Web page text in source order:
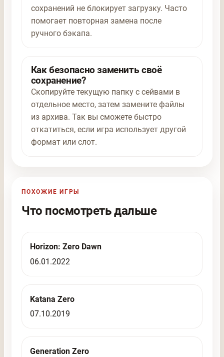
сохранений не блокирует загрузку. Часто
помогает повторная замена после
ручного бэкапа.
Как безопасно заменить своё
сохранение?
Скопируйте текущую папку с сейвами в
отдельное место, затем замените файлы
из архива. Так вы сможете быстро
откатиться, если игра использует другой
формат или слот.
ПОХОЖИЕ ИГРЫ
Что посмотреть дальше
Horizon: Zero Dawn
06.01.2022
Katana Zero
07.10.2019
Generation Zero